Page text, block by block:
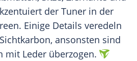
der Tuner in der
Einige Details veredeln
ansonsten sind
mit Leder überzogen.